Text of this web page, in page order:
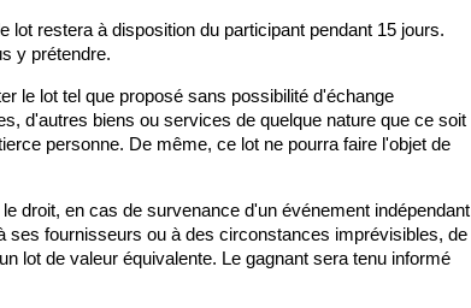
lot restera à disposition du participant pendant 15 jours.
y prétendre.
le lot tel que proposé sans possibilité d'échange
d'autres biens ou services de quelque nature que ce soit
personne. De même, ce lot ne pourra faire l'objet de
droit, en cas de survenance d'un événement indépendant
ses fournisseurs ou à des circonstances imprévisibles, de
lot de valeur équivalente. Le gagnant sera tenu informé